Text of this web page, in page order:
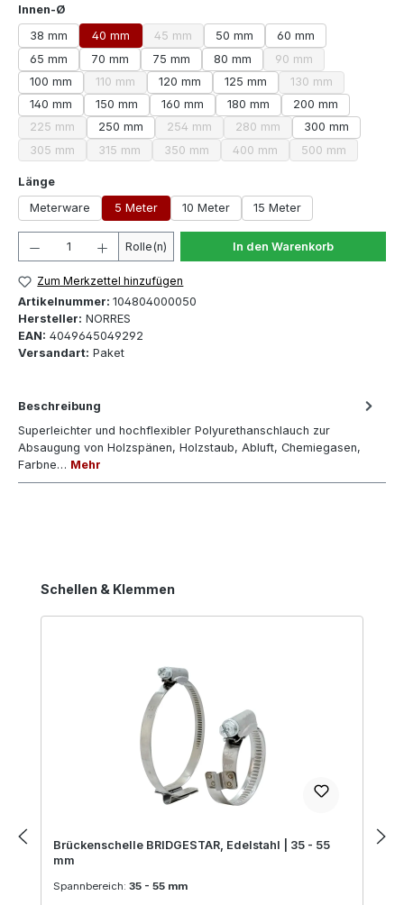
Innen-Ø
38 mm
40 mm 45 mm
(Diese Option ist zurzeit nicht verfügbar.)
50 mm
60 mm
65 mm
70 mm 75 mm 80 mm 90 mm
(Diese Option ist
100 mm 110 mm
(Diese Option ist zurzeit nicht verfügbar.)
120 mm 125 mm 130 mm
(Diese Option ist
140 mm 150 mm 160 mm 180 mm
200 mm
225 mm
(Diese Option ist zurzeit nicht verfügbar.)
250 mm 254 mm
(Diese Option ist zurzeit nicht verfügbar.)
280 mm
(Diese Option ist zurzeit
300 mm
305 mm
(Diese Option ist zurzeit nicht verfügbar.)
315 mm
(Diese Option ist zurzeit nicht verfügbar.)
350 mm
(Diese Option ist zurzeit nicht verfügbar.)
400 mm
(Diese Option ist zurzeit
500 mm
(Diese Option
Längeauswählen
Meterware
5 Meter 10 Meter 15 Meter
Produkt Anzahl: Gib den gewünschten Wert ein
Rolle(n) In den Warenkorb
Zum Merkzettel hinzufügen
Artikelnummer: 104804000050
Hersteller: NORRES
EAN: 4049645049292
Versandart: Paket
Beschreibung
Superleichter und hochflexibler Polyurethanschlauch zur
Absaugung von Holzspänen, Holzstaub, Abluft, Chemiegasen,
Farbne… Mehr
Produktgalerie überspringen
Schellen & Klemmen
Brückenschelle BRIDGESTAR, Edelstahl | 35 - 55
mm
Spannbereich: 35 - 55 mm